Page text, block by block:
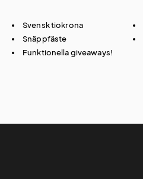
Svensk tiokrona
Snäppfäste
Funktionella giveaways!